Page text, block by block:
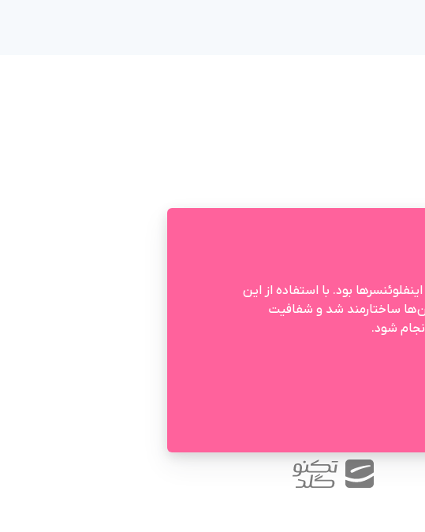
بود. با استفاده از این
ساختارمند شد و شفافیت
شود.